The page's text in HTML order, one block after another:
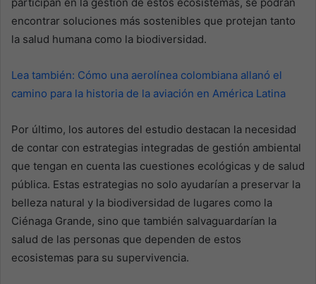
encontrar soluciones más sostenibles que protejan tanto
la salud humana como la biodiversidad.
Lea también: Cómo una aerolínea colombiana allanó el
camino para la historia de la aviación en América Latina
Por último, los autores del estudio destacan la necesidad
de contar con estrategias integradas de gestión ambiental
que tengan en cuenta las cuestiones ecológicas y de salud
pública. Estas estrategias no solo ayudarían a preservar la
belleza natural y la biodiversidad de lugares como la
Ciénaga Grande, sino que también salvaguardarían la
salud de las personas que dependen de estos
ecosistemas para su supervivencia.